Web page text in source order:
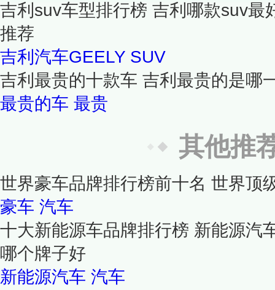
吉利suv车型排行榜 吉利哪款suv最
推荐
吉利汽车GEELY SUV
吉利最贵的十款车 吉利最贵的是哪
最贵的车 最贵
其他推
世界豪车品牌排行榜前十名 世界顶
豪车 汽车
十大新能源车品牌排行榜 新能源汽
哪个牌子好
新能源汽车 汽车